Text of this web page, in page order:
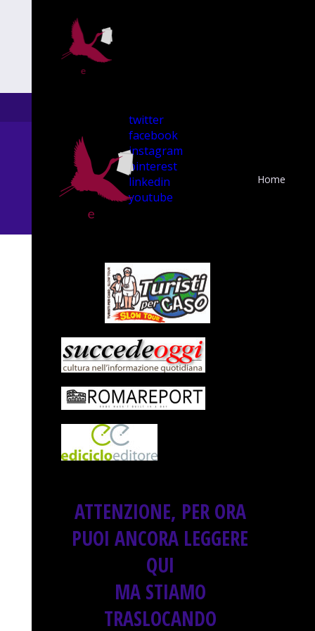
twitter
facebook
instagram
pinterest
linkedin
youtube
Home
ATTENZIONE, PER ORA
PUOI ANCORA LEGGERE
QUI
MA STIAMO
TRASLOCANDO